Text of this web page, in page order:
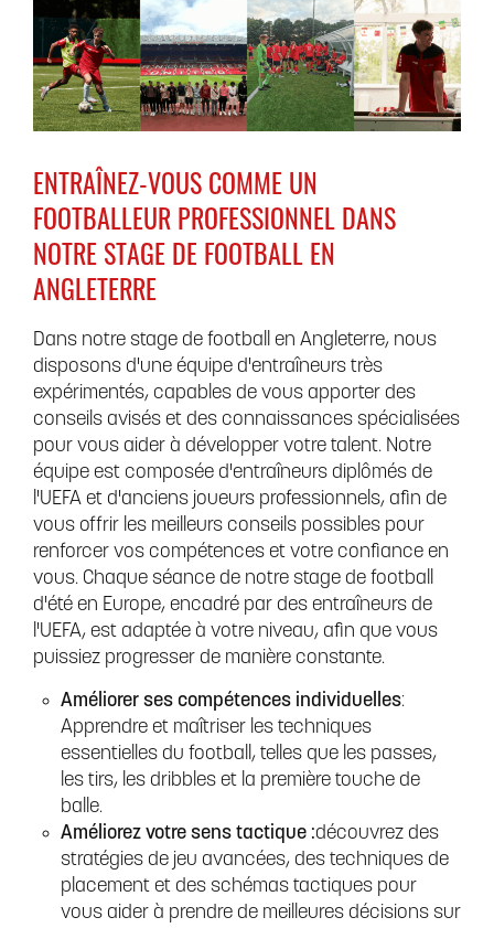
ENTRAÎNEZ-VOUS COMME UN
FOOTBALLEUR PROFESSIONNEL DANS
NOTRE STAGE DE FOOTBALL EN
ANGLETERRE
Dans notre stage de football en Angleterre, nous
disposons d'une équipe d'entraîneurs très
expérimentés, capables de vous apporter des
conseils avisés et des connaissances spécialisées
pour vous aider à développer votre talent. Notre
équipe est composée d'entraîneurs diplômés de
l'UEFA et d'anciens joueurs professionnels, afin de
vous offrir les meilleurs conseils possibles pour
renforcer vos compétences et votre confiance en
vous. Chaque séance de notre stage de football
d'été en Europe, encadré par des entraîneurs de
l'UEFA, est adaptée à votre niveau, afin que vous
puissiez progresser de manière constante.
Améliorer ses compétences individuelles:
Apprendre et maîtriser les techniques
essentielles du football, telles que les passes,
les tirs, les dribbles et la première touche de
balle.
Améliorez votre sens tactique :découvrez des
stratégies de jeu avancées, des techniques de
placement et des schémas tactiques pour
vous aider à prendre de meilleures décisions sur